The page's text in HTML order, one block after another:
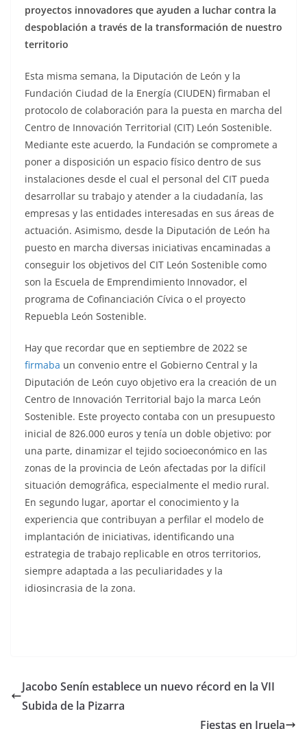
proyectos innovadores que ayuden a luchar contra la
despoblación a través de la transformación de nuestro
territorio
Esta misma semana, la Diputación de León y la
Fundación Ciudad de la Energía (CIUDEN) firmaban el
protocolo de colaboración para la puesta en marcha del
Centro de Innovación Territorial (CIT) León Sostenible.
Mediante este acuerdo, la Fundación se compromete a
poner a disposición un espacio físico dentro de sus
instalaciones desde el cual el personal del CIT pueda
desarrollar su trabajo y atender a la ciudadanía, las
empresas y las entidades interesadas en sus áreas de
actuación. Asimismo, desde la Diputación de León ha
puesto en marcha diversas iniciativas encaminadas a
conseguir los objetivos del CIT León Sostenible como
son la Escuela de Emprendimiento Innovador, el
programa de Cofinanciación Cívica o el proyecto
Repuebla León Sostenible.
Hay que recordar que en septiembre de 2022 se
firmaba un convenio entre el Gobierno Central y la
Diputación de León cuyo objetivo era la creación de un
Centro de Innovación Territorial bajo la marca León
Sostenible. Este proyecto contaba con un presupuesto
inicial de 826.000 euros y tenía un doble objetivo: por
una parte, dinamizar el tejido socioeconómico en las
zonas de la provincia de León afectadas por la difícil
situación demográfica, especialmente el medio rural.
En segundo lugar, aportar el conocimiento y la
experiencia que contribuyan a perfilar el modelo de
implantación de iniciativas, identificando una
estrategia de trabajo replicable en otros territorios,
siempre adaptada a las peculiaridades y la
idiosincrasia de la zona.
Jacobo Senín establece un nuevo récord en la VII
Subida de la Pizarra
Fiestas en Iruela